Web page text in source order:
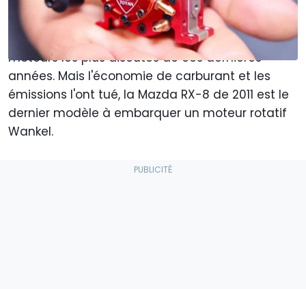
Avec autant de puissance dans un engin de
petite taille, le moteur rotatif Wankel est l'un des
moteurs les plus discutés de ces dernières
années. Mais l'économie de carburant et les
émissions l'ont tué, la Mazda RX-8 de 2011 est le
dernier modèle à embarquer un moteur rotatif
Wankel.